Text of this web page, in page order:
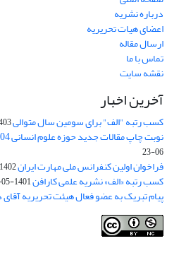
درباره نشریه
اعضای هیات تحریریه
ارسال مقاله
تماس با ما
نقشه سایت
آخرین اخبار
کسب رتبه "الف" برای سومین سال متوالی02-01
نوبت چاپ مقالات جدید حوزه علوم انسانی 1404و به بعد خواهد بود
06-23
فراخوان اولین کنفرانس ملی مهارت ایران1402-01-28
کسب رتبه «الف» نشریه علمی کارافن1401-05-06
پیام تبریک به عضو فعال هیئت تحریریه